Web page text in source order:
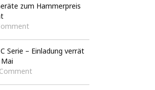
zum Hammerpreis
Serie – Einladung verrät